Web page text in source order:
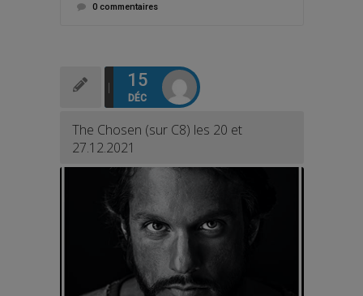
0 commentaires
15
DÉC
The Chosen (sur C8) les 20 et
27.12.2021